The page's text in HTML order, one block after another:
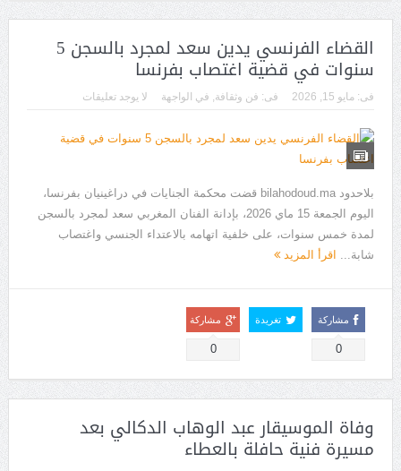
القضاء الفرنسي يدين سعد لمجرد بالسجن 5
سنوات في قضية اغتصاب بفرنسا
فى: مايو 15, 2026 فى: فن وثقافة, في الواجهة لا يوجد تعليقات
بلاحدود bilahodoud.ma قضت محكمة الجنايات في دراغينيان بفرنسا،
اليوم الجمعة 15 ماي 2026، بإدانة الفنان المغربي سعد لمجرد بالسجن
لمدة خمس سنوات، على خلفية اتهامه بالاعتداء الجنسي واغتصاب
شابة... اقرأ المزيد
مشاركة
0
تغريدة مشاركة
0
وفاة الموسيقار عبد الوهاب الدكالي بعد
مسيرة فنية حافلة بالعطاء